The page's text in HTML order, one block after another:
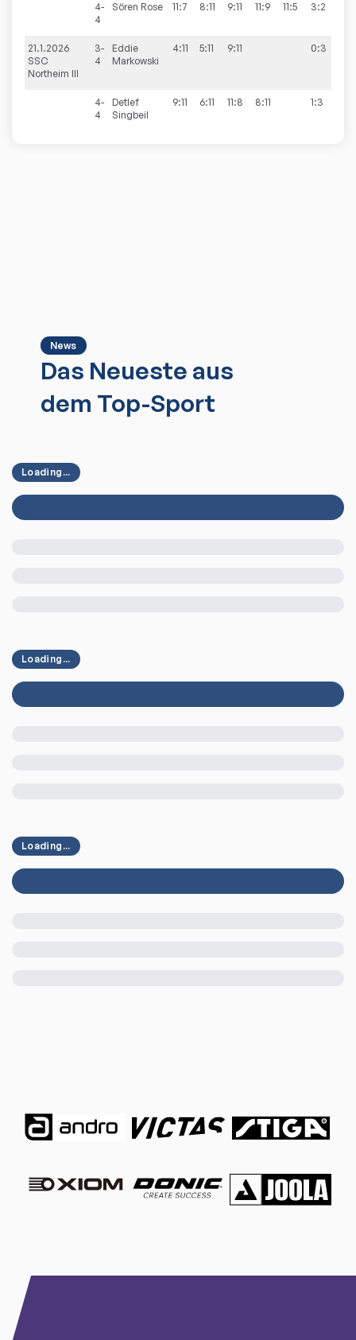
4-
4
Sören Rose 11:7 8:11 9:11 11:9 11:5 3:2
21.1.2026
SSC
Northeim III
3-
4
Eddie
Markowski
4:11 5:11 9:11 0:3
4-
4
Detlef
Singbeil
9:11 6:11 11:8 8:11 1:3
News
Das Neueste aus
dem Top-Sport
Loading...
Loading...
Loading...